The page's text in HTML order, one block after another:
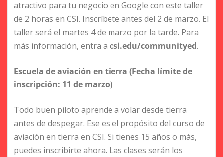
atractivo para tu negocio en Google con este taller
de 2 horas en CSI. Inscríbete antes del 2 de marzo. El
taller será el martes 4 de marzo por la tarde. Para
más información, entra a csi.edu/communityed.
Escuela de aviación en tierra (Fecha límite de
inscripción: 11 de marzo)
Todo buen piloto aprende a volar desde tierra
antes de despegar. Ese es el propósito del curso de
aviación en tierra en CSI. Si tienes 15 años o más,
puedes inscribirte ahora. Las clases serán los